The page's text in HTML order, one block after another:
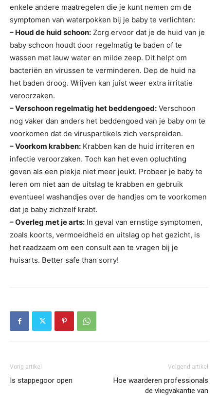
enkele andere maatregelen die je kunt nemen om de
symptomen van waterpokken bij je baby te verlichten:
– Houd de huid schoon: Zorg ervoor dat je de huid van je
baby schoon houdt door regelmatig te baden of te
wassen met lauw water en milde zeep. Dit helpt om
bacteriën en virussen te verminderen. Dep de huid na
het baden droog. Wrijven kan juist weer extra irritatie
veroorzaken.
– Verschoon regelmatig het beddengoed: Verschoon
nog vaker dan anders het beddengoed van je baby om te
voorkomen dat de viruspartikels zich verspreiden.
– Voorkom krabben: Krabben kan de huid irriteren en
infectie veroorzaken. Toch kan het even opluchting
geven als een plekje niet meer jeukt. Probeer je baby te
leren om niet aan de uitslag te krabben en gebruik
eventueel washandjes over de handjes om te voorkomen
dat je baby zichzelf krabt.
– Overleg met je arts: In geval van ernstige symptomen,
zoals koorts, vermoeidheid en uitslag op het gezicht, is
het raadzaam om een consult aan te vragen bij je
huisarts. Better safe than sorry!
Vorig artikel
Is stappegoor open
Volgend artikel
Hoe waarderen professionals
de vliegvakantie van